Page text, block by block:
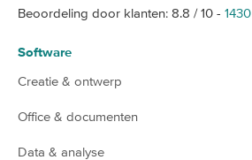
Beoordeling door klanten: 8.8 /10 - 1430
Software
Creatie & ontwerp
Office & documenten
Data & analyse